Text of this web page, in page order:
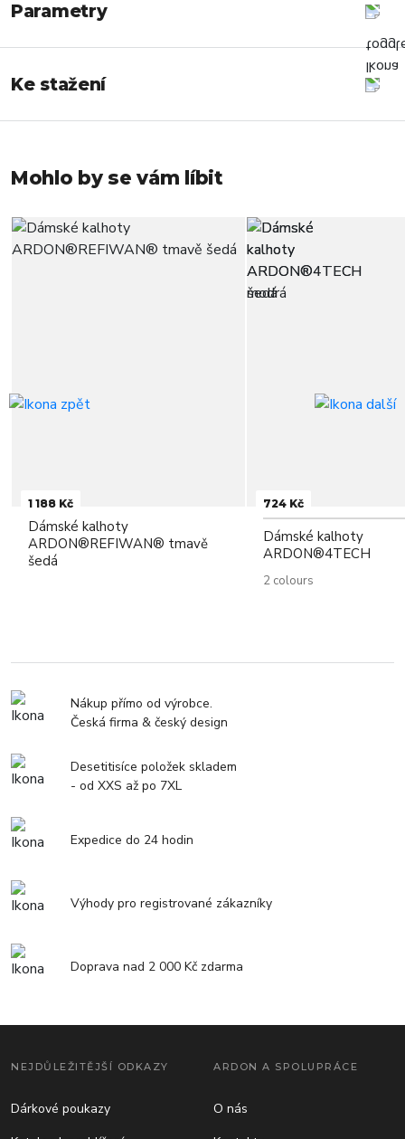
Parametry
Ke stažení
Mohlo by se vám líbit
1 188 Kč
Dámské kalhoty
ARDON®REFIWAN® tmavě
šedá
724 Kč
Dámské kalhoty
ARDON®4TECH
2 colours
Nákup přímo od výrobce.
Česká firma & český design
Desetitisíce položek skladem
- od XXS až po 7XL
Expedice do 24 hodin
Výhody pro registrované zákazníky
Doprava nad 2 000 Kč zdarma
NEJDŮLEŽITĚJŠÍ ODKAZY
Dárkové poukazy
ARDON A SPOLUPRÁCE
O nás